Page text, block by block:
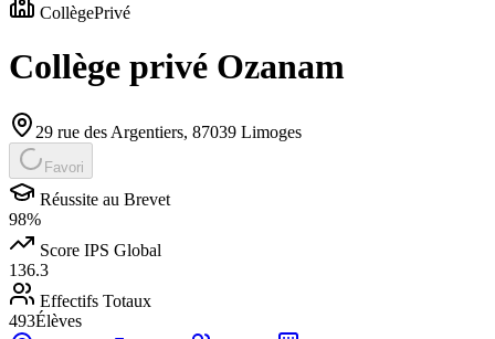
CollègePrivé
Collège privé Ozanam
29 rue des Argentiers, 87039 Limoges
Favori
Réussite au Brevet
98%
Score IPS Global
136.3
Effectifs Totaux
493Élèves